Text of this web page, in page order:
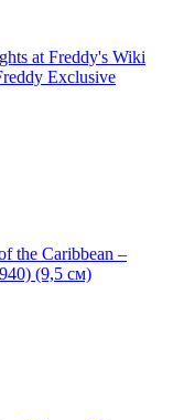
at Freddy's Wiki
Exclusive
the Caribbean –
(9,5 см)